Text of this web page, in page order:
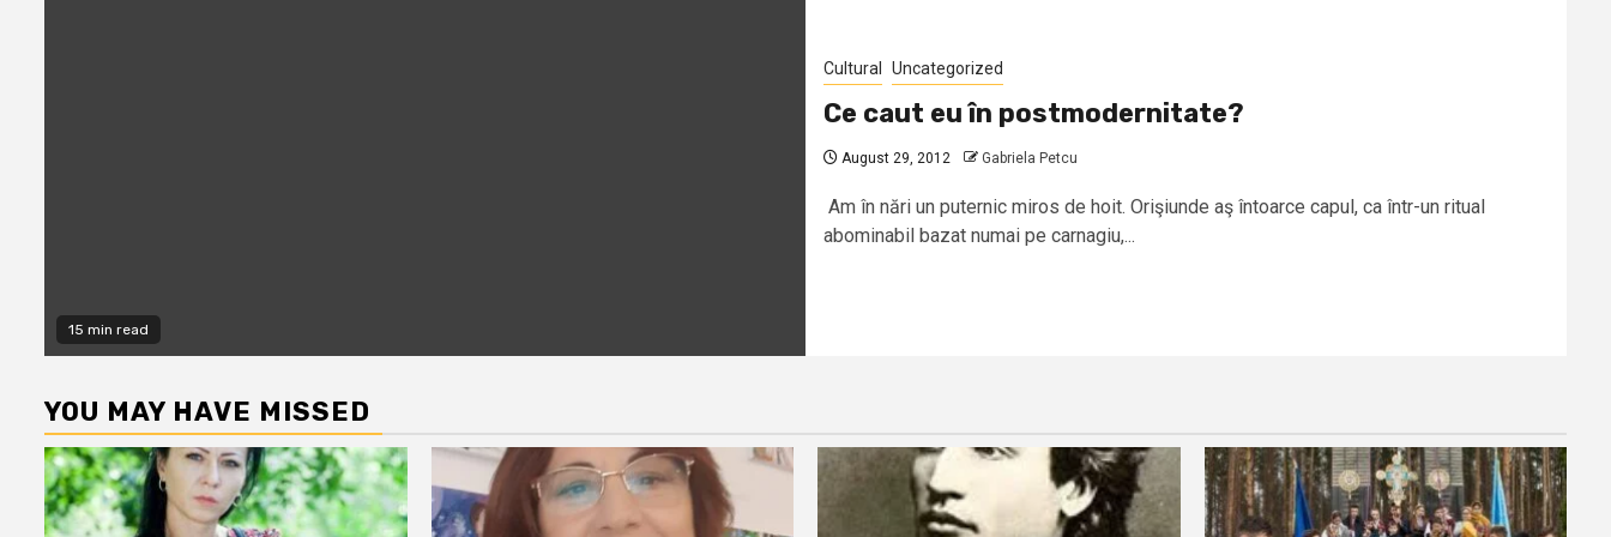
15 min read
Cultural Uncategorized
Ce caut eu în postmodernitate?
August 29, 2012 Gabriela Petcu
Am în nări un puternic miros de hoit. Orişiunde aş întoarce capul, ca într-un ritual
abominabil bazat numai pe carnagiu,...
YOU MAY HAVE MISSED